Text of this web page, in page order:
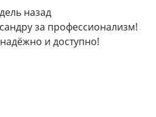
назад
за профессионализм!
и доступно!